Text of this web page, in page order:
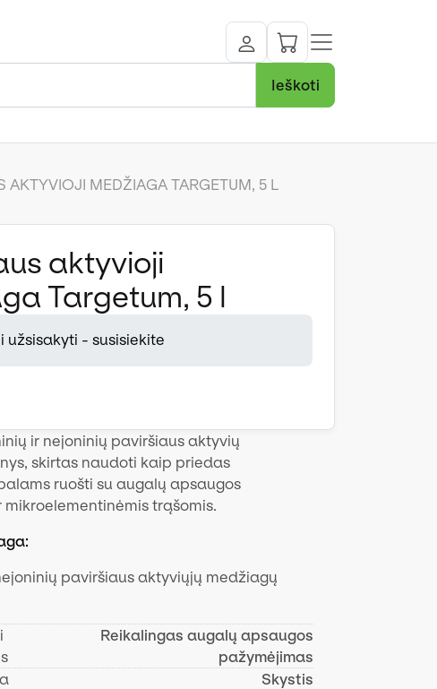
Ieškoti
AKTYVIOJI MEDŽIAGA TARGETUM, 5 L
aktyvioji
Targetum, 5 l
užsisakyti - susisiekite
ir nejoninių paviršiaus aktyvių
skirtas naudoti kaip priedas
ruošti su augalų apsaugos
mikroelementinėmis trąšomis.
paviršiaus aktyviųjų medžiagų
Reikalingas augalų apsaugos
pažymėjimas
Skystis